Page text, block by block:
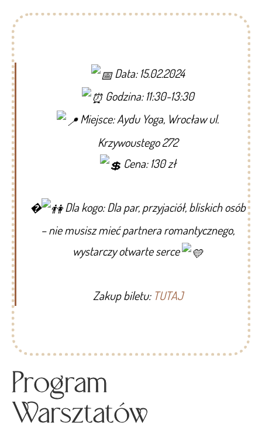
Data: 15.02.2024
Godzina: 11:30-13:30
Miejsce: Aydu Yoga, Wrocław ul.
Krzywoustego 272
Cena: 130 zł
�
Dla kogo: Dla par, przyjaciół, bliskich osób
– nie musisz mieć partnera romantycznego,
wystarczy otwarte serce
Zakup biletu: TUTAJ
Program
Warsztatów